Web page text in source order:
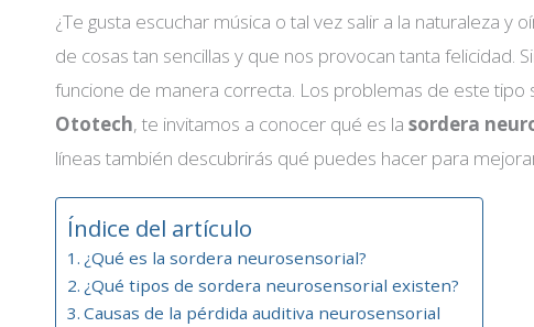
¿Te gusta escuchar música o tal vez salir a la naturaleza
de cosas tan sencillas y que nos provocan tanta felicidad.
funcione de manera correcta. Los problemas de este
Ototech, te invitamos a conocer qué es la sordera
líneas también descubrirás qué puedes hacer para
Índice del artículo
¿Qué es la sordera neurosensorial?
¿Qué tipos de sordera neurosensorial existen?
Causas de la pérdida auditiva neurosensorial